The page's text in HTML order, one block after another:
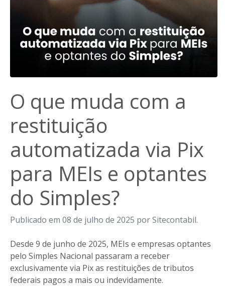
O que muda com a
restituição
automatizada via Pix
para MEIs e optantes
do Simples?
Publicado em 08 de julho de 2025 por Sitecontabil.
Desde 9 de junho de 2025, MEIs e empresas optantes
pelo Simples Nacional passaram a receber
exclusivamente via Pix as restituições de tributos
federais pagos a mais ou indevidamente.